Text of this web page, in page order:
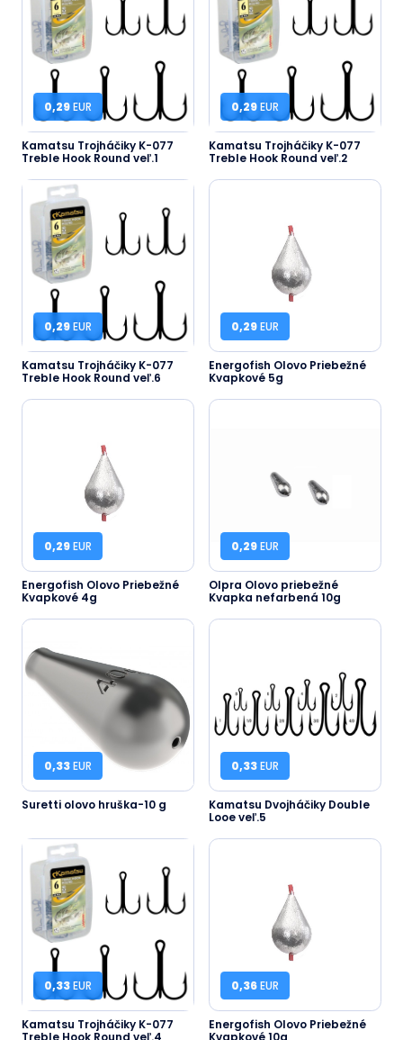
0,29EUR
Kamatsu Trojháčiky K-077
Treble Hook Round veľ.1
0,29EUR
Kamatsu Trojháčiky K-077
Treble Hook Round veľ.2
0,29EUR
Kamatsu Trojháčiky K-077
Treble Hook Round veľ.6
0,29EUR
Energofish Olovo Priebežné
Kvapkové 5g
0,29EUR
Energofish Olovo Priebežné
Kvapkové 4g
0,29EUR
Olpra Olovo priebežné
Kvapka nefarbená 10g
0,33EUR
Suretti olovo hruška-10 g
0,33EUR
Kamatsu Dvojháčiky Double
Looe veľ.5
0,33EUR
Kamatsu Trojháčiky K-077
Treble Hook Round veľ.4
0,36EUR
Energofish Olovo Priebežné
Kvapkové 10g